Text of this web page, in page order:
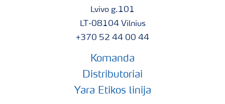
Lvivo g.101
LT-08104 Vilnius
+370 52 44 00 44
Komanda
Distributoriai
Yara Etikos linija